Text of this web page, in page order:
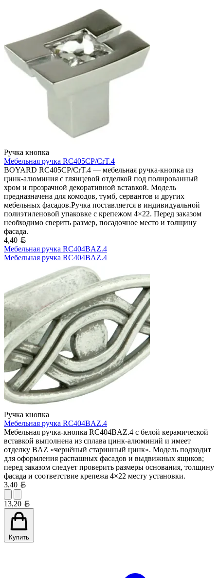
Ручка кнопка
Мебельная ручка RC405CP/CrT.4
BOYARD RC405CP/CrT.4 — мебельная ручка-кнопка из
цинк-алюминия с глянцевой отделкой под полированный
хром и прозрачной декоративной вставкой. Модель
предназначена для комодов, тумб, сервантов и других
мебельных фасадов.Ручка поставляется в индивидуальной
полиэтиленовой упаковке с крепежом 4×22. Перед заказом
необходимо сверить размер, посадочное место и толщину
фасада.
4,40
Мебельная ручка RC404BAZ.4
Мебельная ручка RC404BAZ.4
Ручка кнопка
Мебельная ручка RC404BAZ.4
Мебельная ручка-кнопка RC404BAZ.4 с белой керамической
вставкой выполнена из сплава цинк-алюминий и имеет
отделку BAZ «чернёный старинный цинк». Модель подходит
для оформления распашных фасадов и выдвижных ящиков;
перед заказом следует проверить размеры основания, толщину
фасада и соответствие крепежа 4×22 месту установки.
3,40
13,20
Купить